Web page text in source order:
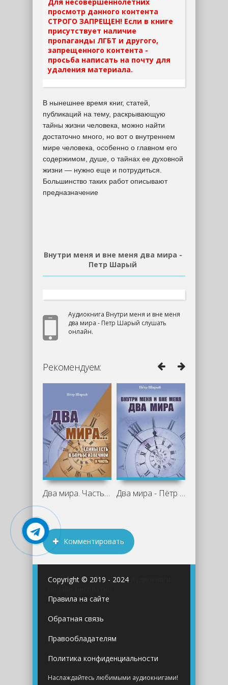
просмотр данного контента
СТРОГО ЗАПРЕЩЕН! Если в книге
присутствует наличие
пропаганды ЛГБТ и другого,
запрещенного контента -
просьба написать на почту для
удаления материала.
В нынешнее время книг, статей,
публикаций на тему, раскрывающую
тайны жизни человека, можно найти
достаточно много, но вот о внутреннем
мире человека, особенно о главном его
содержимом, душе, о тайнах ее духовной
жизни — нужно еще и потрудиться.
Большинство таких работ описывают
предназначение
Внутри меня и вне меня два мира -
Петр Шарый
Аудиокнига Внутри меня и вне меня
два мира - Петр Шарый слушать
онлайн.
Рекомендуем:
Два мира. Часть вторая - Пётр Шарый Два мира - Пётр Шарый
Комментировать
Copyright © 2019 - 2024
Правила на сайте
Обратная связь
Правообладателям
Политика конфиденциальности
Наслаждайтесь любимыми аудиокнигами!